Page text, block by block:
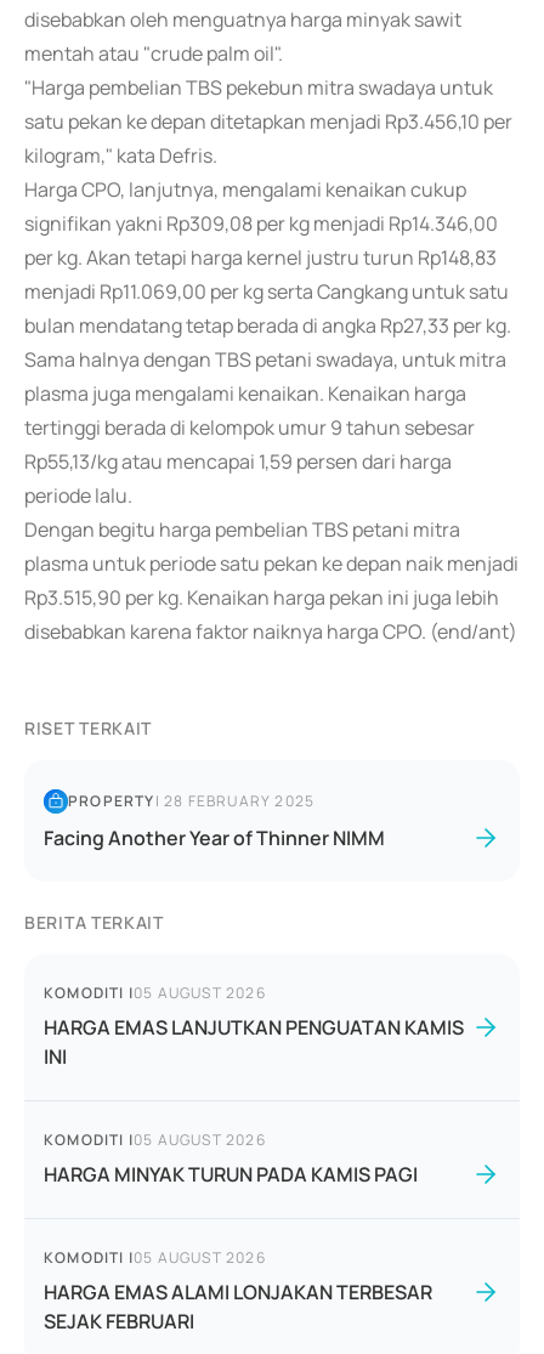
disebabkan oleh menguatnya harga minyak sawit
mentah atau "crude palm oil".
"Harga pembelian TBS pekebun mitra swadaya untuk
satu pekan ke depan ditetapkan menjadi Rp3.456,10 per
kilogram," kata Defris.
Harga CPO, lanjutnya, mengalami kenaikan cukup
signifikan yakni Rp309,08 per kg menjadi Rp14.346,00
per kg. Akan tetapi harga kernel justru turun Rp148,83
menjadi Rp11.069,00 per kg serta Cangkang untuk satu
bulan mendatang tetap berada di angka Rp27,33 per kg.
Sama halnya dengan TBS petani swadaya, untuk mitra
plasma juga mengalami kenaikan. Kenaikan harga
tertinggi berada di kelompok umur 9 tahun sebesar
Rp55,13/kg atau mencapai 1,59 persen dari harga
periode lalu.
Dengan begitu harga pembelian TBS petani mitra
plasma untuk periode satu pekan ke depan naik menjadi
Rp3.515,90 per kg. Kenaikan harga pekan ini juga lebih
disebabkan karena faktor naiknya harga CPO. (end/ant)
RISET TERKAIT
PROPERTY|28 FEBRUARY 2025
Facing Another Year of Thinner NIMM
BERITA TERKAIT
KOMODITI |05 AUGUST 2026
HARGA EMAS LANJUTKAN PENGUATAN KAMIS
INI
KOMODITI |05 AUGUST 2026
HARGA MINYAK TURUN PADA KAMIS PAGI
KOMODITI |05 AUGUST 2026
HARGA EMAS ALAMI LONJAKAN TERBESAR
SEJAK FEBRUARI